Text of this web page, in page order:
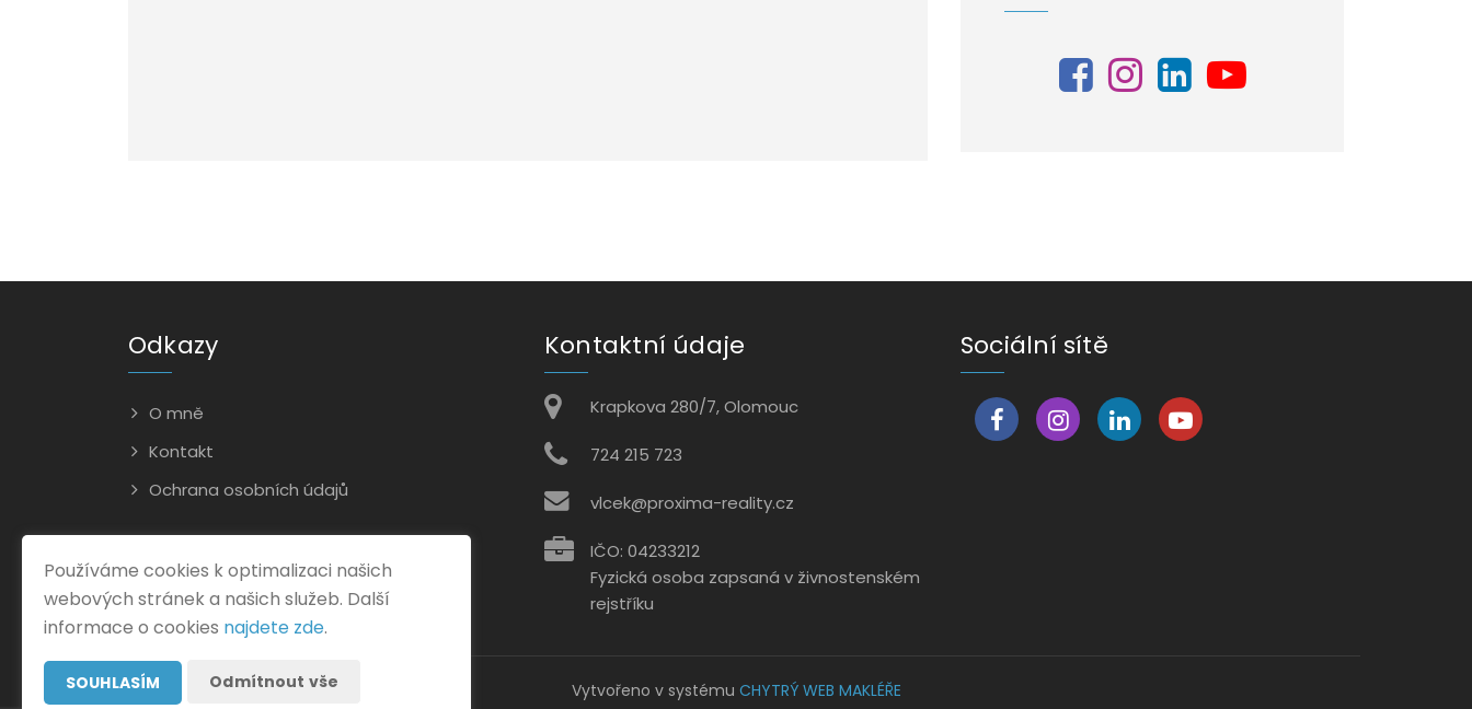
Odkazy
O mně
Kontakt
Ochrana osobních údajů
Kontaktní údaje
Krapkova 280/7, Olomouc
724 215 723
vlcek@proxima-reality.cz
IČO: 04233212
Fyzická osoba zapsaná v živnostenském
rejstříku
Sociální sítě
Vytvořeno v systému CHYTRÝ WEB MAKLÉŘE
Používáme cookies k optimalizaci našich
webových stránek a našich služeb. Další
informace o cookies najdete zde.
SOUHLASÍM Odmítnout vše